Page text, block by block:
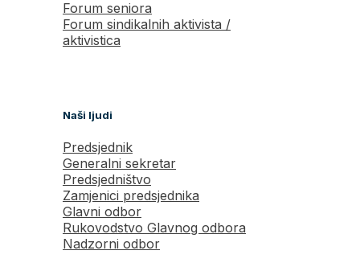
Forum seniora
Forum sindikalnih aktivista /
aktivistica
Naši ljudi
Predsjednik
Generalni sekretar
Predsjedništvo
Zamjenici predsjednika
Glavni odbor
Rukovodstvo Glavnog odbora
Nadzorni odbor